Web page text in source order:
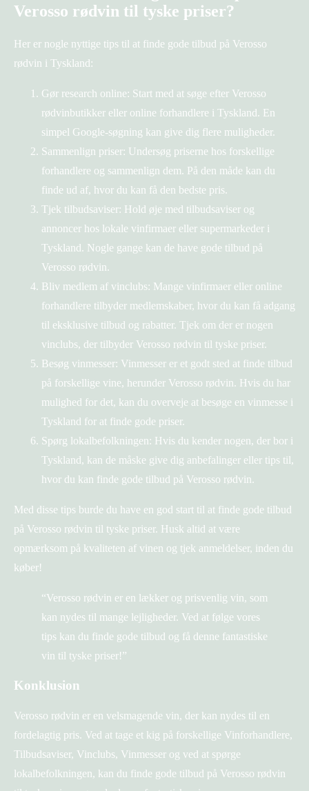
Verosso rødvin til tyske priser?
Her er nogle nyttige tips til at finde gode tilbud på Verosso
rødvin i Tyskland:
Gør research online: Start med at søge efter Verosso
rødvinbutikker eller online forhandlere i Tyskland. En
simpel Google-søgning kan give dig flere muligheder.
Sammenlign priser: Undersøg priserne hos forskellige
forhandlere og sammenlign dem. På den måde kan du
finde ud af, hvor du kan få den bedste pris.
Tjek tilbudsaviser: Hold øje med tilbudsaviser og
annoncer hos lokale vinfirmaer eller supermarkeder i
Tyskland. Nogle gange kan de have gode tilbud på
Verosso rødvin.
Bliv medlem af vinclubs: Mange vinfirmaer eller online
forhandlere tilbyder medlemskaber, hvor du kan få adgang
til eksklusive tilbud og rabatter. Tjek om der er nogen
vinclubs, der tilbyder Verosso rødvin til tyske priser.
Besøg vinmesser: Vinmesser er et godt sted at finde tilbud
på forskellige vine, herunder Verosso rødvin. Hvis du har
mulighed for det, kan du overveje at besøge en vinmesse i
Tyskland for at finde gode priser.
Spørg lokalbefolkningen: Hvis du kender nogen, der bor i
Tyskland, kan de måske give dig anbefalinger eller tips til,
hvor du kan finde gode tilbud på Verosso rødvin.
Med disse tips burde du have en god start til at finde gode tilbud
på Verosso rødvin til tyske priser. Husk altid at være
opmærksom på kvaliteten af vinen og tjek anmeldelser, inden du
køber!
“Verosso rødvin er en lækker og prisvenlig vin, som
kan nydes til mange lejligheder. Ved at følge vores
tips kan du finde gode tilbud og få denne fantastiske
vin til tyske priser!”
Konklusion
Verosso rødvin er en velsmagende vin, der kan nydes til en
fordelagtig pris. Ved at tage et kig på forskellige Vinforhandlere,
Tilbudsaviser, Vinclubs, Vinmesser og ved at spørge
lokalbefolkningen, kan du finde gode tilbud på Verosso rødvin